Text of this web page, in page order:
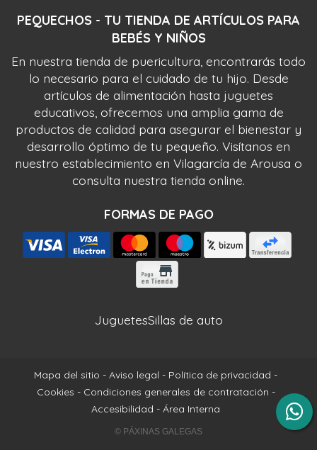
PEQUECHOS - TU TIENDA DE ARTÍCULOS PARA
BEBÉS Y NIÑOS
En nuestra tienda de puericultura, encontrarás todo
lo necesario para el cuidado de tu hijo. Desde
artículos de alimentación hasta juguetes
educativos, ofrecemos una amplia gama de
productos de calidad para asegurar el bienestar y
desarrollo óptimo de tu pequeño. Visítanos en
nuestro establecimiento en Vilagarcía de Arousa o
consulta nuestra tienda online.
FORMAS DE PAGO
JuguetesSillas de auto
Mapa del sitio - Aviso legal - Política de privacidad -
Cookies - Condiciones generales de contratación -
Accesibilidad - Área Interna
© PÁXINAS GALEGAS